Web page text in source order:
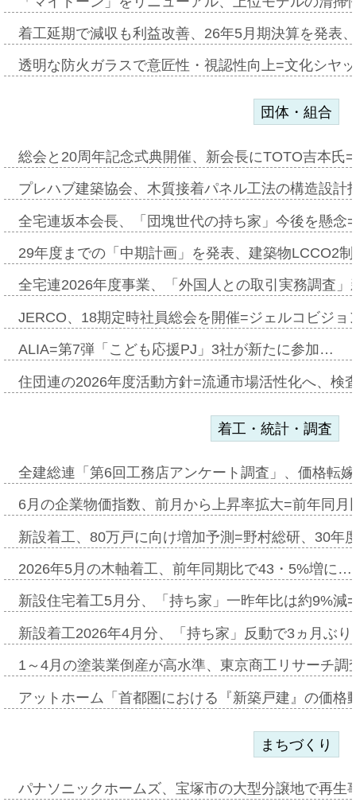
着工延期で減収も利益改善、26年5月期決算を発表
透明な防火ガラスで意匠性・視認性向上=文化シヤ
団体・組合
総会と20周年記念式典開催、新会長にTOTO吉本氏
プレハブ建築協会、木質接着パネル工法の構造設
全宅連坂本会長、「団塊世代の持ち家」今後を懸
29年度までの「中期計画」を発表、建築物LCCO2
全宅連2026年度事業、「外国人との取引実務調査
JERCO、18期定時社員総会を開催=ジェルコビジ
ALIA=第7弾「こども応援PJ」3社が新たに参加…
住団連の2026年度活動方針=流通市場活性化へ、検
着工・統計・調査
全建総連「第6回工務店アンケート調査」、価格転
6月の企業物価指数、前月から上昇率拡大=前年同
新設着工、80万戸に向け増加予測=野村総研、30年
2026年5月の木軸着工、前年同期比で43・5%増に…
新設住宅着工5月分、「持ち家」一昨年比は約9%
新設着工2026年4月分、「持ち家」反動で3ヵ月ぶ
1～4月の塗装業倒産が高水準、東京商工リサーチ
アットホーム「首都圏における『新築戸建』の価
まちづくり
パナソニックホームズ、宝塚市の大型分譲地で再